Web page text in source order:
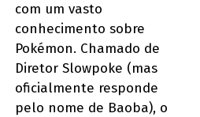
com um vasto
conhecimento sobre
Pokémon. Chamado de
Diretor Slowpoke (mas
oficialmente responde
pelo nome de Baoba), o